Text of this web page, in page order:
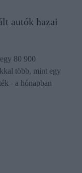
autók hazai
80 900
több, mint egy
- a hónapban